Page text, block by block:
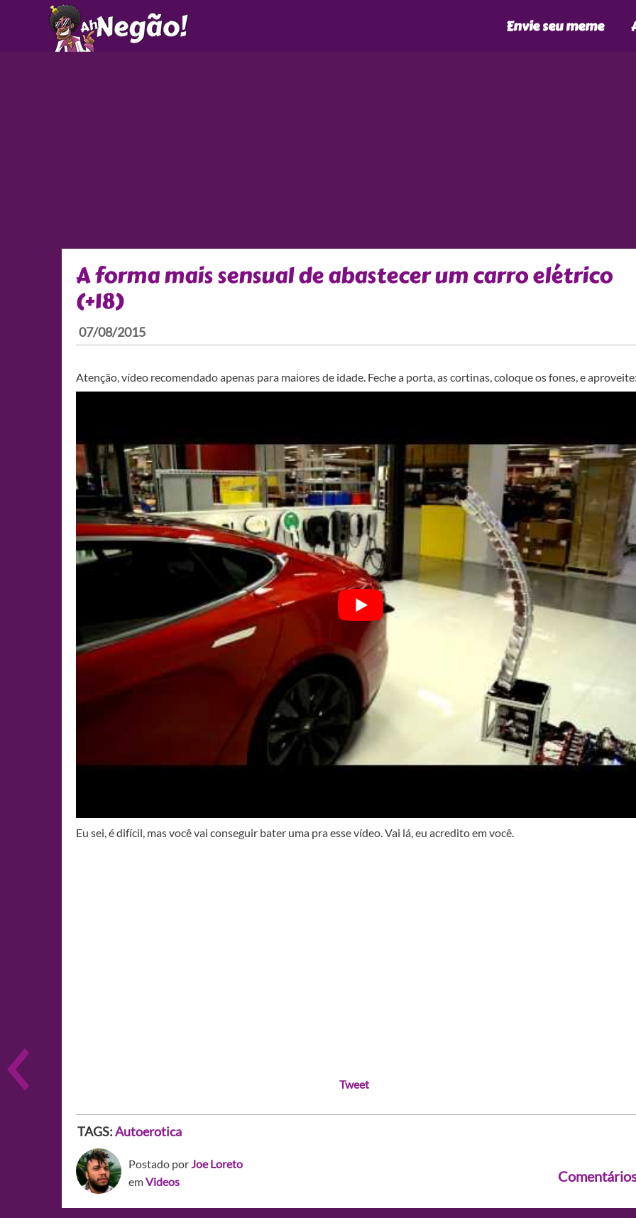
Envie seu meme
A forma mais sensual de abastecer um carro elétrico
(+18)
07/08/2015
Atenção, vídeo recomendado apenas para maiores de idade. Feche a porta, as cortinas, coloque os fones, e
Eu sei, é difícil, mas você vai conseguir bater uma pra esse vídeo. Vai lá, eu acredito em você.
Tweet
TAGS:Autoerotica
Postado porJoe Loreto
emVideos